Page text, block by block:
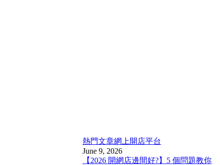
熱門文章網上開店平台
June 9, 2026
【2026 開網店邊間好?】5 個問題教你